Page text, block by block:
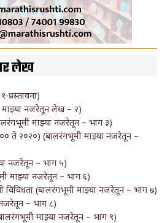
लेख
माझ्या नजरेतून लेख – २)
माझ्या नजरेतून – भाग ३)
ते २०२०) (बालरंगभूमी माझ्या नजरेतून –
नजरेतून – भाग ५)
माझ्या नजरेतून – भाग ६)
विविधता (बालरंगभूमी माझ्या नजरेतून – भाग ७)
– भाग ८)
माझ्या नजरेतून – भाग ९)